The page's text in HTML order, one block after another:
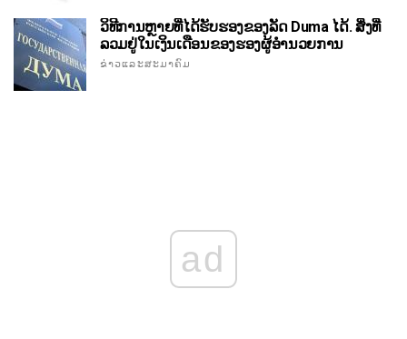
ວິທີການຫຼາຍທີ່ໄດ້ຮັບຮອງຂອງລັດ Duma ໄດ້. ສິ່ງທີ່
ລວມຢູ່ໃນເງິນເດືອນຂອງຮອງຜູ້ອໍານວຍການ
ຂ່າວແລະສະມາຄົມ
ad